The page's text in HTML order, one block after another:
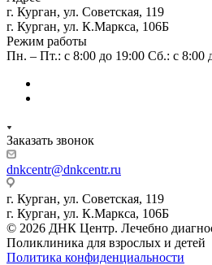
г. Курган, ул. Советская, 119
г. Курган, ул. К.Маркса, 106Б
Режим работы
Пн. – Пт.: с 8:00 до 19:00 Сб.: с 8:00
Заказать звонок
dnkcentr@dnkcentr.ru
г. Курган, ул. Советская, 119
г. Курган, ул. К.Маркса, 106Б
© 2026 ДНК Центр. Лечебно
Поликлиника для взрослых и детей
Политика конфиденциальности